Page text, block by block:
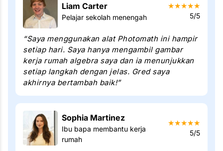
Liam Carter
Pelajar sekolah menengah
★★★★★
5/5
“Saya menggunakan alat Photomath ini hampir
setiap hari. Saya hanya mengambil gambar
kerja rumah algebra saya dan ia menunjukkan
setiap langkah dengan jelas. Gred saya
akhirnya bertambah baik!”
Sophia Martinez
Ibu bapa membantu kerja
rumah
★★★★★
5/5